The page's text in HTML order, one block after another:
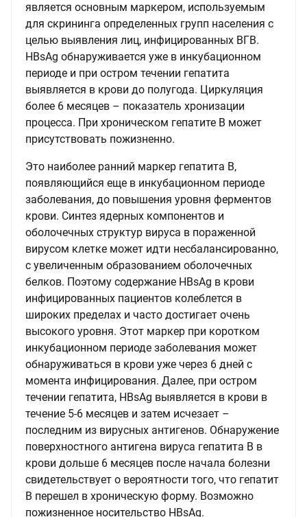
является основным маркером, используемым
для скрининга определенных групп населения с
целью выявления лиц, инфицированных ВГВ.
HBsAg обнаруживается уже в инкубационном
периоде и при остром течении гепатита
выявляется в крови до полугода. Циркуляция
более 6 месяцев – показатель хронизации
процесса. При хроническом гепатите В может
присутствовать пожизненно.
Это наиболее ранний маркер гепатита В,
появляющийся еще в инкубационном периоде
заболевания, до повышения уровня ферментов
крови. Синтез ядерных компонентов и
оболочечных структур вируса в пораженной
вирусом клетке может идти несбалансированно,
с увеличенным образованием оболочечных
белков. Поэтому содержание HBsAg в крови
инфицированных пациентов колеблется в
широких пределах и часто достигает очень
высокого уровня. Этот маркер при коротком
инкубационном периоде заболевания может
обнаруживаться в крови уже через 6 дней с
момента инфицирования. Далее, при остром
течении гепатита, HBsAg выявляется в крови в
течение 5-6 месяцев и затем исчезает –
последним из вирусных антигенов. Обнаружение
поверхностного антигена вируса гепатита В в
крови дольше 6 месяцев после начала болезни
свидетельствует о вероятности того, что гепатит
В перешел в хроническую форму. Возможно
пожизненное носительство HBsAg.